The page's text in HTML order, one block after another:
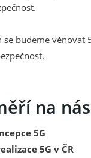
se budeme
na
5G
5G v ČR